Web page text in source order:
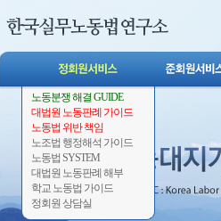
노동분쟁 해결 GUIDE
대법원 노동판례 가이드
노동법 위반 책임
노조법 행정해석 가이드
노동법 SYSTEM
대법원 노동판례 해부
학교 노동법 가이드
정회원 상담실